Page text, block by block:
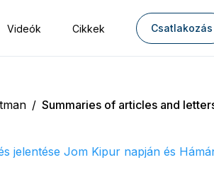
Videók Cikkek Csatlakozás
/ Summaries of articles and
jelentése Jom Kipur napján és